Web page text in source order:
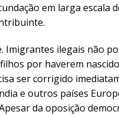
em larga escala
Imigrantes ilegais não
por haverem
ser corrigido
e outros países
da oposição